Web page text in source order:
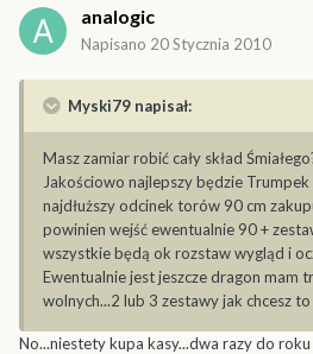
analogic
Napisano 20 Stycznia 2010
Myski79 napisał:
Masz zamiar robić cały skład
Jakościowo najlepszy będzie Trumpek
najdłuższy odcinek torów 90 cm
powinien wejść ewentualnie 90 +
wszystkie będą ok rozstaw wygląd i
Ewentualnie jest jeszcze dragon mam
wolnych...2 lub 3 zestawy jak chcesz
No...niestety kupa kasy...dwa razy do